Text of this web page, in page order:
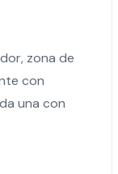
zona de
con
una con